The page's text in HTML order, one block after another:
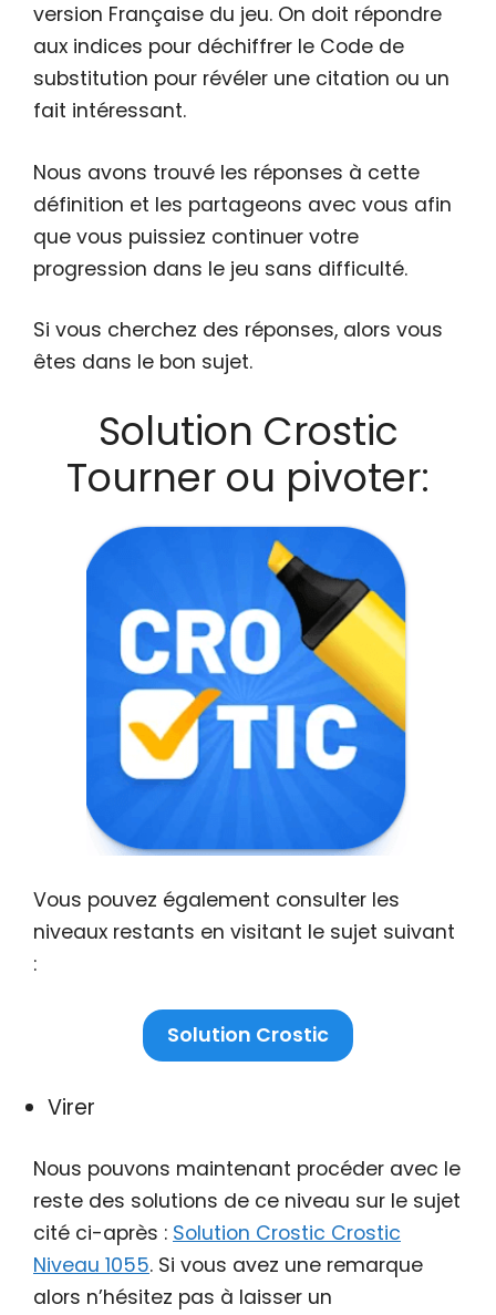
version Française du jeu. On doit répondre
aux indices pour déchiffrer le Code de
substitution pour révéler une citation ou un
fait intéressant.
Nous avons trouvé les réponses à cette
définition et les partageons avec vous afin
que vous puissiez continuer votre
progression dans le jeu sans difficulté.
Si vous cherchez des réponses, alors vous
êtes dans le bon sujet.
Solution Crostic
Tourner ou pivoter:
Vous pouvez également consulter les
niveaux restants en visitant le sujet suivant
:
Solution Crostic
Virer
Nous pouvons maintenant procéder avec le
reste des solutions de ce niveau sur le sujet
cité ci-après : Solution Crostic Crostic
Niveau 1055. Si vous avez une remarque
alors n’hésitez pas à laisser un